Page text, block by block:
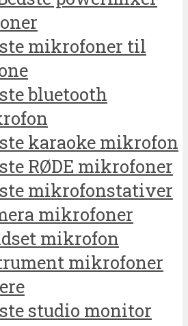
mikrofoner til
bluetooth
karaoke mikrofon
RØDE mikrofoner
mikrofonstativer
mikrofoner
mikrofon
mikrofoner
studio monitor